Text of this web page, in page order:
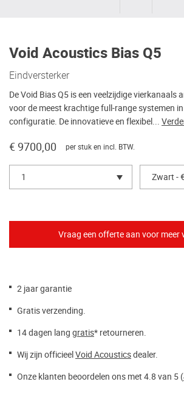
Void Acoustics Bias Q5
Eindversterker
De Void Bias Q5 is een veelzijdige vierkanaals
voor de meest krachtige full-range systemen
configuratie. De innovatieve en flexibel...
€ 9700,00 per stuk en incl. BTW.
1 Zwart -
2 jaar garantie
Gratis verzending.
14 dagen lang gratis* retourneren.
Wij zijn officieelVoid Acousticsdealer.
Onze klanten beoordelen ons met 4.8 van 5 (